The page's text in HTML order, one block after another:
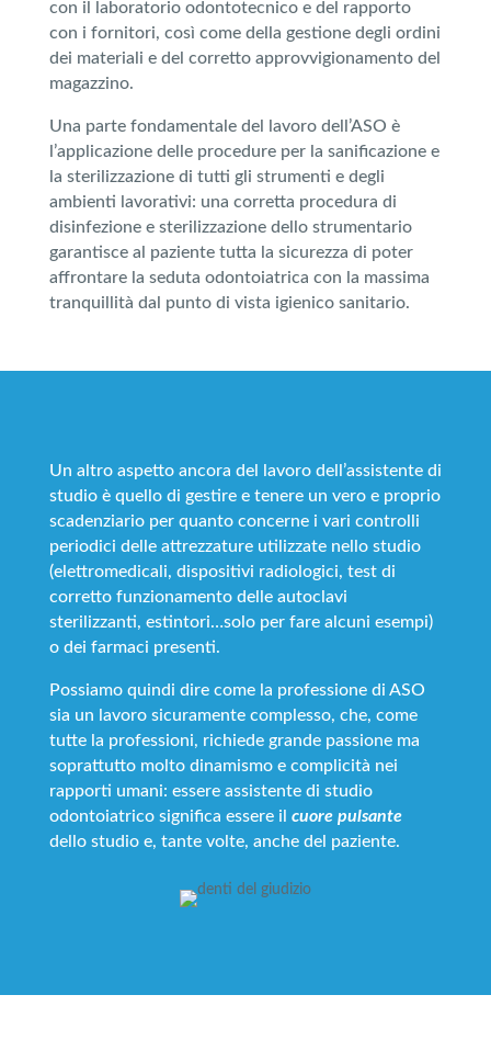
con il laboratorio odontotecnico e del rapporto
con i fornitori, così come della gestione degli ordini
dei materiali e del corretto approvvigionamento del
magazzino.
Una parte fondamentale del lavoro dell’ASO è
l’applicazione delle procedure per la sanificazione e
la sterilizzazione di tutti gli strumenti e degli
ambienti lavorativi: una corretta procedura di
disinfezione e sterilizzazione dello strumentario
garantisce al paziente tutta la sicurezza di poter
affrontare la seduta odontoiatrica con la massima
tranquillità dal punto di vista igienico sanitario.
Un altro aspetto ancora del lavoro dell’assistente di
studio è quello di gestire e tenere un vero e proprio
scadenziario per quanto concerne i vari controlli
periodici delle attrezzature utilizzate nello studio
(elettromedicali, dispositivi radiologici, test di
corretto funzionamento delle autoclavi
sterilizzanti, estintori…solo per fare alcuni esempi)
o dei farmaci presenti.
Possiamo quindi dire come la professione di ASO
sia un lavoro sicuramente complesso, che, come
tutte la professioni, richiede grande passione ma
soprattutto molto dinamismo e complicità nei
rapporti umani: essere assistente di studio
odontoiatrico significa essere il cuore pulsante
dello studio e, tante volte, anche del paziente.